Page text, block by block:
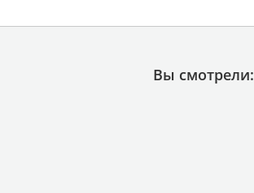
Вы смотрели: